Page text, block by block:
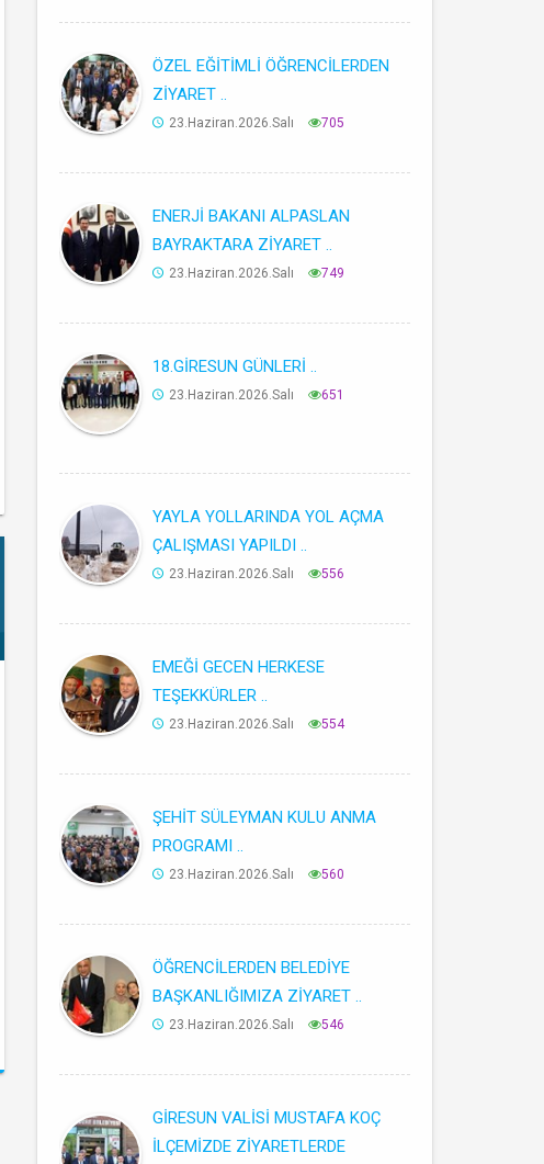
ÖZEL EĞİTİMLİ ÖĞRENCİLERDEN
ZİYARET ..
23.Haziran.2026.Salı 705
ENERJİ BAKANI ALPASLAN
BAYRAKTARA ZİYARET ..
23.Haziran.2026.Salı 749
18.GİRESUN GÜNLERİ ..
23.Haziran.2026.Salı 651
YAYLA YOLLARINDA YOL AÇMA
ÇALIŞMASI YAPILDI ..
23.Haziran.2026.Salı 556
EMEĞİ GECEN HERKESE
TEŞEKKÜRLER ..
23.Haziran.2026.Salı 554
ŞEHİT SÜLEYMAN KULU ANMA
PROGRAMI ..
23.Haziran.2026.Salı 560
ÖĞRENCİLERDEN BELEDİYE
BAŞKANLIĞIMIZA ZİYARET ..
23.Haziran.2026.Salı 546
GİRESUN VALİSİ MUSTAFA KOÇ
İLÇEMİZDE ZİYARETLERDE